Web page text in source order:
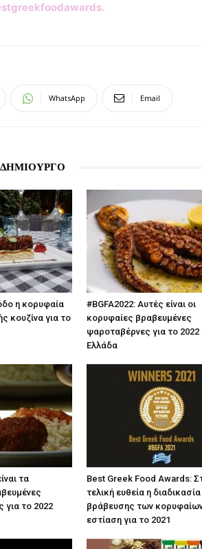
WhatsApp Email
η κορυφαία
κουζίνα για το
#BGFA2022: Αυτές είναι οι
κορυφαίες βραβευμένες
ψαροταβέρνες για το 2022
Ελλάδα
τα
για το 2022
Best Greek Food Awards:
τελική ευθεία η διαδικασία
βράβευσης των
εστίαση για το 2021